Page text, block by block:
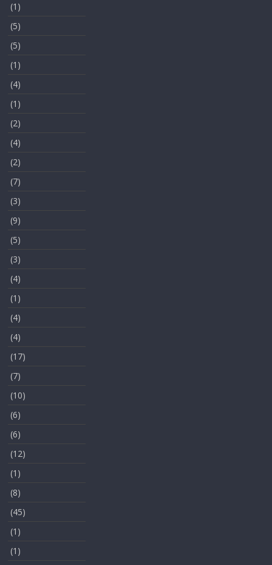
(1)
(5)
(5)
(1)
(4)
(1)
(2)
(4)
(2)
(7)
(3)
(9)
(5)
(3)
(4)
(1)
(4)
(4)
(17)
(7)
(10)
(6)
(6)
(12)
(1)
(8)
(45)
(1)
(1)